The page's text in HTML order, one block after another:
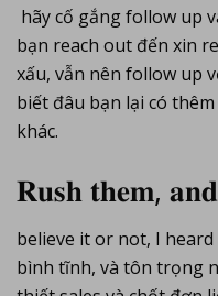
hãy cố gắng follow up
bạn reach out đến xin
xấu, vẫn nên follow up
biết đâu bạn lại có
khác.
𝐑𝐮𝐬𝐡 𝐭𝐡𝐞𝐦,
believe it or not, I
bình tĩnh, và tôn trọng